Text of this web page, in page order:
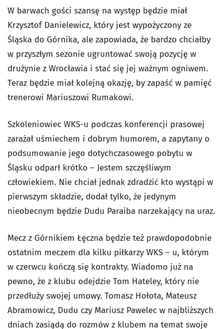
W barwach gości szansę na występ będzie miał
Krzysztof Danielewicz, który jest wypożyczony ze
Śląska do Górnika, ale zapowiada, że bardzo chciałby
w przyszłym sezonie ugruntować swoją pozycję w
drużynie z Wrocławia i stać się jej ważnym ogniwem.
Teraz będzie miał kolejną okazję, by zapaść w pamięć
trenerowi Mariuszowi Rumakowi.
Szkoleniowiec WKS-u podczas konferencji prasowej
zarażał uśmiechem i dobrym humorem, a zapytany o
podsumowanie jego dotychczasowego pobytu w
Śląsku odparł krótko – Jestem szczęśliwym
człowiekiem. Nie chciał jednak zdradzić kto wystąpi w
pierwszym składzie, dodał tylko, że jedynym
nieobecnym będzie Dudu Paraiba narzekający na uraz.
Mecz z Górnikiem Łęczna będzie też prawdopodobnie
ostatnim meczem dla kilku piłkarzy WKS – u, którym
w czerwcu kończą się kontrakty. Wiadomo już na
pewno, że z klubu odejdzie Tom Hateley, który nie
przedłuży swojej umowy. Tomasz Hołota, Mateusz
Abramowicz, Dudu czy Mariusz Pawelec w najbliższych
dniach zasiądą do rozmów z klubem na temat swoje